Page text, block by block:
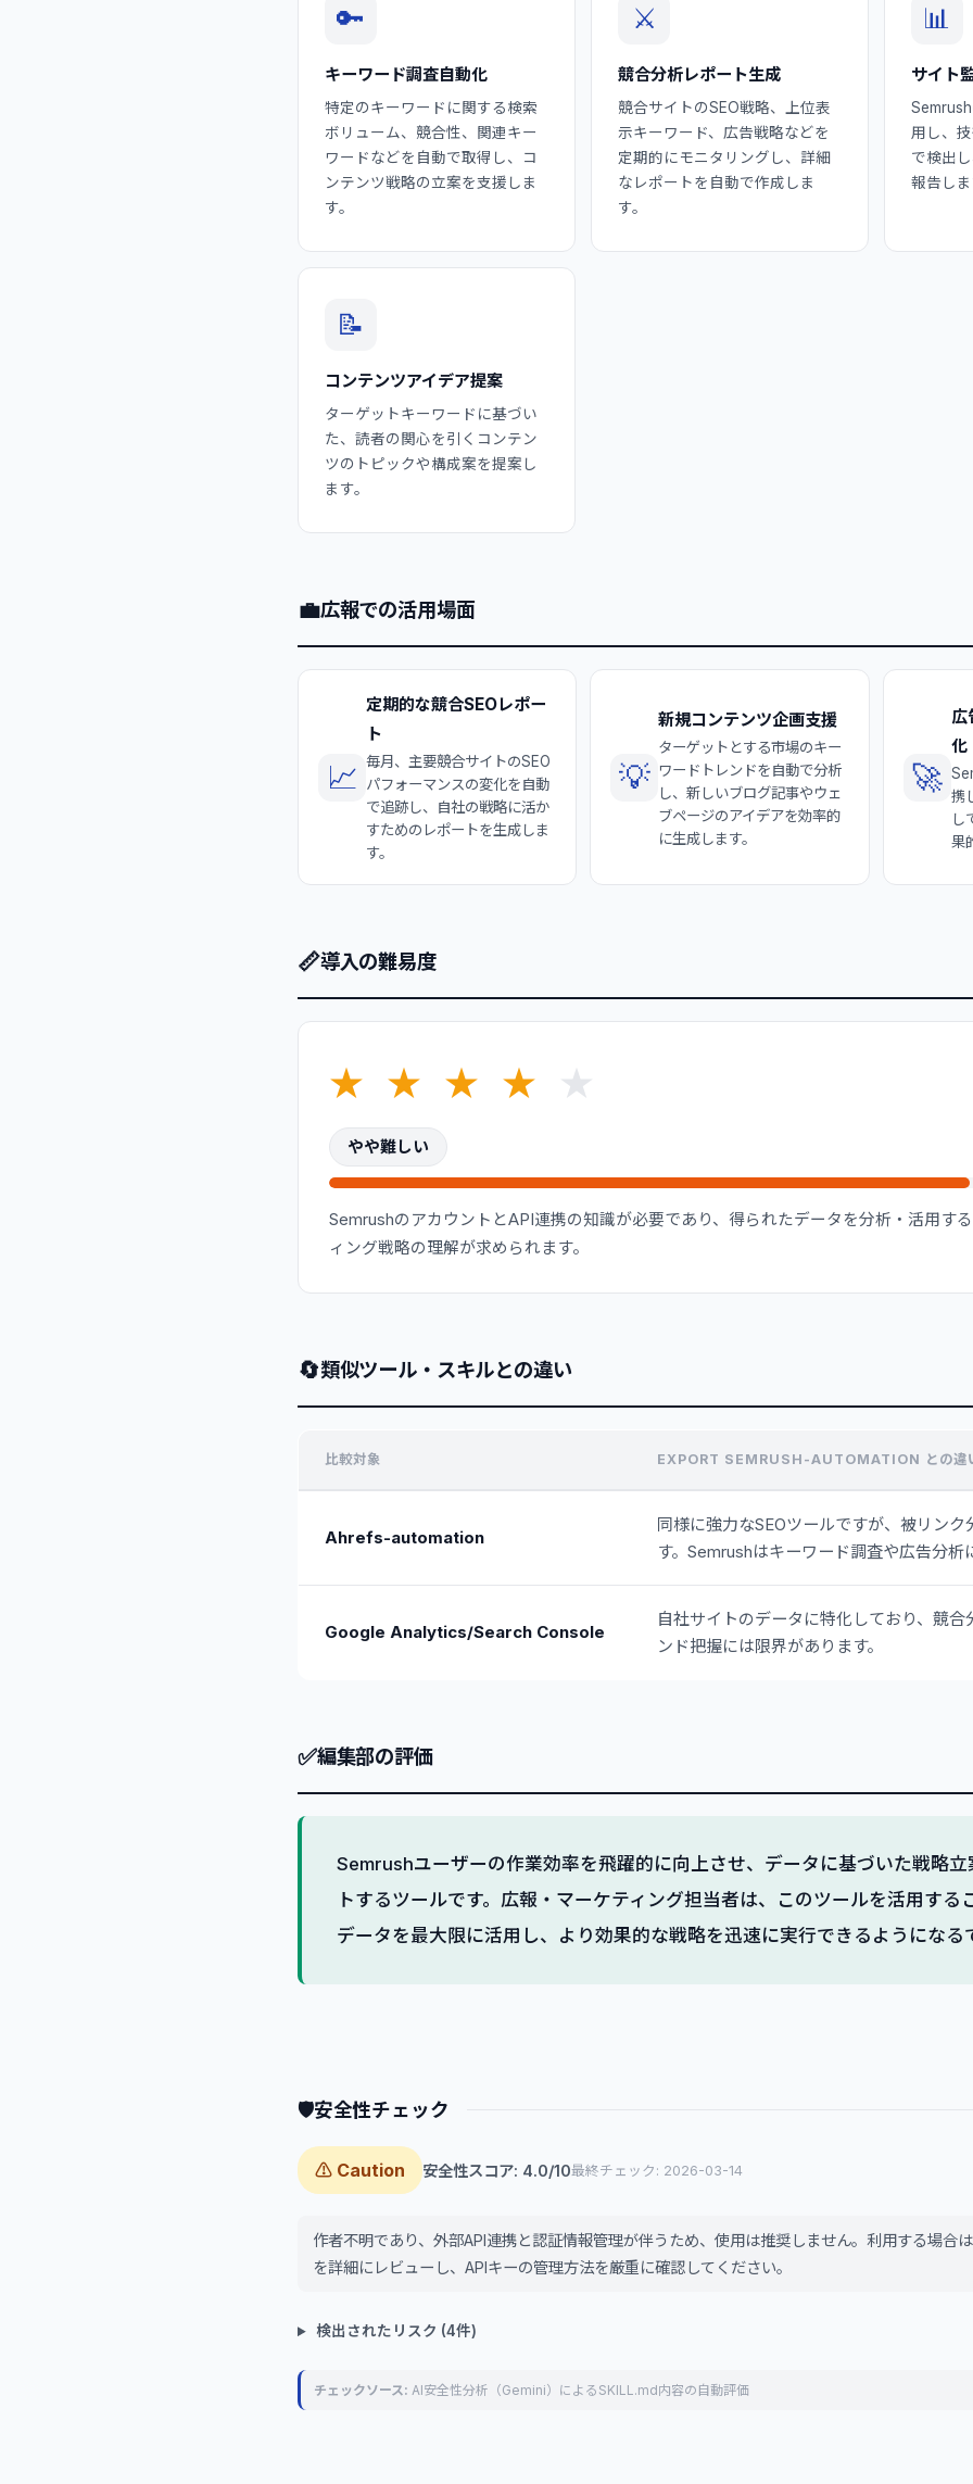
🔑
キーワード調査自動化
特定のキーワードに関する検索
ボリューム、競合性、関連キー
ワードなどを自動で取得し、コ
ンテンツ戦略の立案を支援しま
す。
⚔️
競合分析レポート生成
競合サイトのSEO戦略、上位表
示キーワード、広告戦略などを
定期的にモニタリングし、詳細
なレポートを自動で作成しま
す。
📊
サイト
用し、
で検出
報告しま
📝
コンテンツアイデア提案
ターゲットキーワードに基づい
た、読者の関心を引くコンテン
ツのトピックや構成案を提案し
ます。
💼広報での活用場面
📈
定期的な競合SEOレポー
ト
毎月、主要競合サイトのSEO
パフォーマンスの変化を自動
で追跡し、自社の戦略に活か
すためのレポートを生成しま
す。
💡
新規コンテンツ企画支援
ターゲットとする市場のキー
ワードトレンドを自動で分析
し、新しいブログ記事やウェ
ブページのアイデアを効率的
に生成します。
🚀
広
化
携
し
果
📏導入の難易度
★ ★ ★ ★ ★
やや難しい
SemrushのアカウントとAPI連携の知識が必要であり、得られたデータを分析・活用す
ィング戦略の理解が求められます。
🔄類似ツール・スキルとの違い
比較対象 EXPORT SEMRUSH-AUTOMATION との違
Ahrefs-automation
同様に強力なSEOツールですが、被リンク
す。Semrushはキーワード調査や広告分析
Google Analytics/Search Console
自社サイトのデータに特化しており、競合
ンド把握には限界があります。
✅編集部の評価
Semrushユーザーの作業効率を飛躍的に向上させ、データに基づいた戦略立
トするツールです。広報・マーケティング担当者は、このツールを活用する
データを最大限に活用し、より効果的な戦略を迅速に実行できるようになる
🛡安全性チェック
⚠ Caution 安全性スコア: 4.0/10最終チェック: 2026-03-14
作者不明であり、外部API連携と認証情報管理が伴うため、使用は推奨しません。利用する場合
を詳細にレビューし、APIキーの管理方法を厳重に確認してください。
検出されたリスク (4件)
チェックソース: AI安全性分析（Gemini）によるSKILL.md内容の自動評価